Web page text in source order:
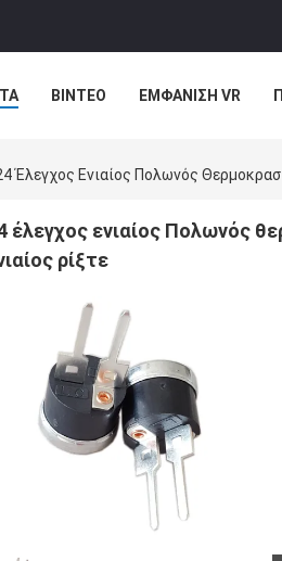
ΒΊΝΤΕΟ ΕΜΦΆΝΙΣΗ VR
Έλεγχος Ενιαίος Πολωνός
έλεγχος ενιαίος Πολωνός
ρίξτε